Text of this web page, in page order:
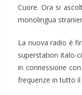
Cuore. Ora si
monolingua
La nuova radio è
superstation italo-
in connessione
frequenze in tutto